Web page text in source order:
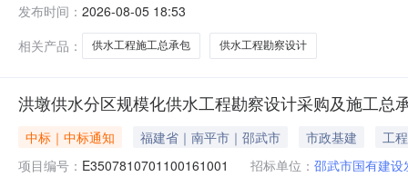
选人(暨中标结果公示)公示如下：1、招标项目概况招标
水工程勘察
发布时间： 2026-08-05 18:53
相关产品：
供水工程施工总承包 供水工程勘察设计
洪墩供水分区规模化供水工程勘察设计采购及施工总
中标｜中标通知 福建省｜南平市｜邵武市 市政基建
工程
项目编号： E3507810701100161001 招标单位： 邵武市国有建